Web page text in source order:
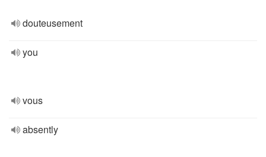
douteusement
you
vous
absently